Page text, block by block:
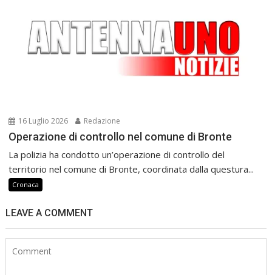
16 Luglio 2026 Redazione
Operazione di controllo nel comune di Bronte
La polizia ha condotto un’operazione di controllo del
territorio nel comune di Bronte, coordinata dalla questura...
Cronaca
LEAVE A COMMENT